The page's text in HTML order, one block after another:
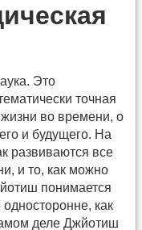
Это
точная
жизни во времени, о
и будущего. На
развиваются все
и то, как можно
понимается
как
деле Джйотиш